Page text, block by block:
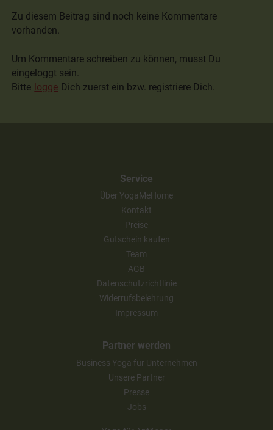
Zu diesem Beitrag sind noch keine Kommentare
vorhanden.
Um Kommentare schreiben zu können, musst Du
eingeloggt sein.
Bitte logge Dich zuerst ein bzw. registriere Dich.
Service
Über YogaMeHome
Kontakt
Preise
Gutschein kaufen
Team
AGB
Datenschutzrichtlinie
Widerrufsbelehrung
Impressum
Partner werden
Business Yoga für Unternehmen
Unsere Partner
Presse
Jobs